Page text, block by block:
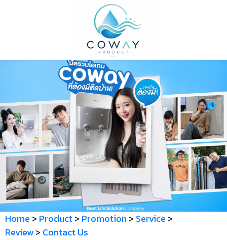
Home > Product> Promotion > Service >
Review> Contact Us